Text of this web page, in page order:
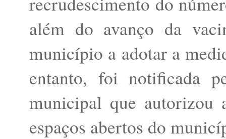
além do avanço da
município a adotar a
entanto, foi notificada
municipal que autorizou
espaços abertos do